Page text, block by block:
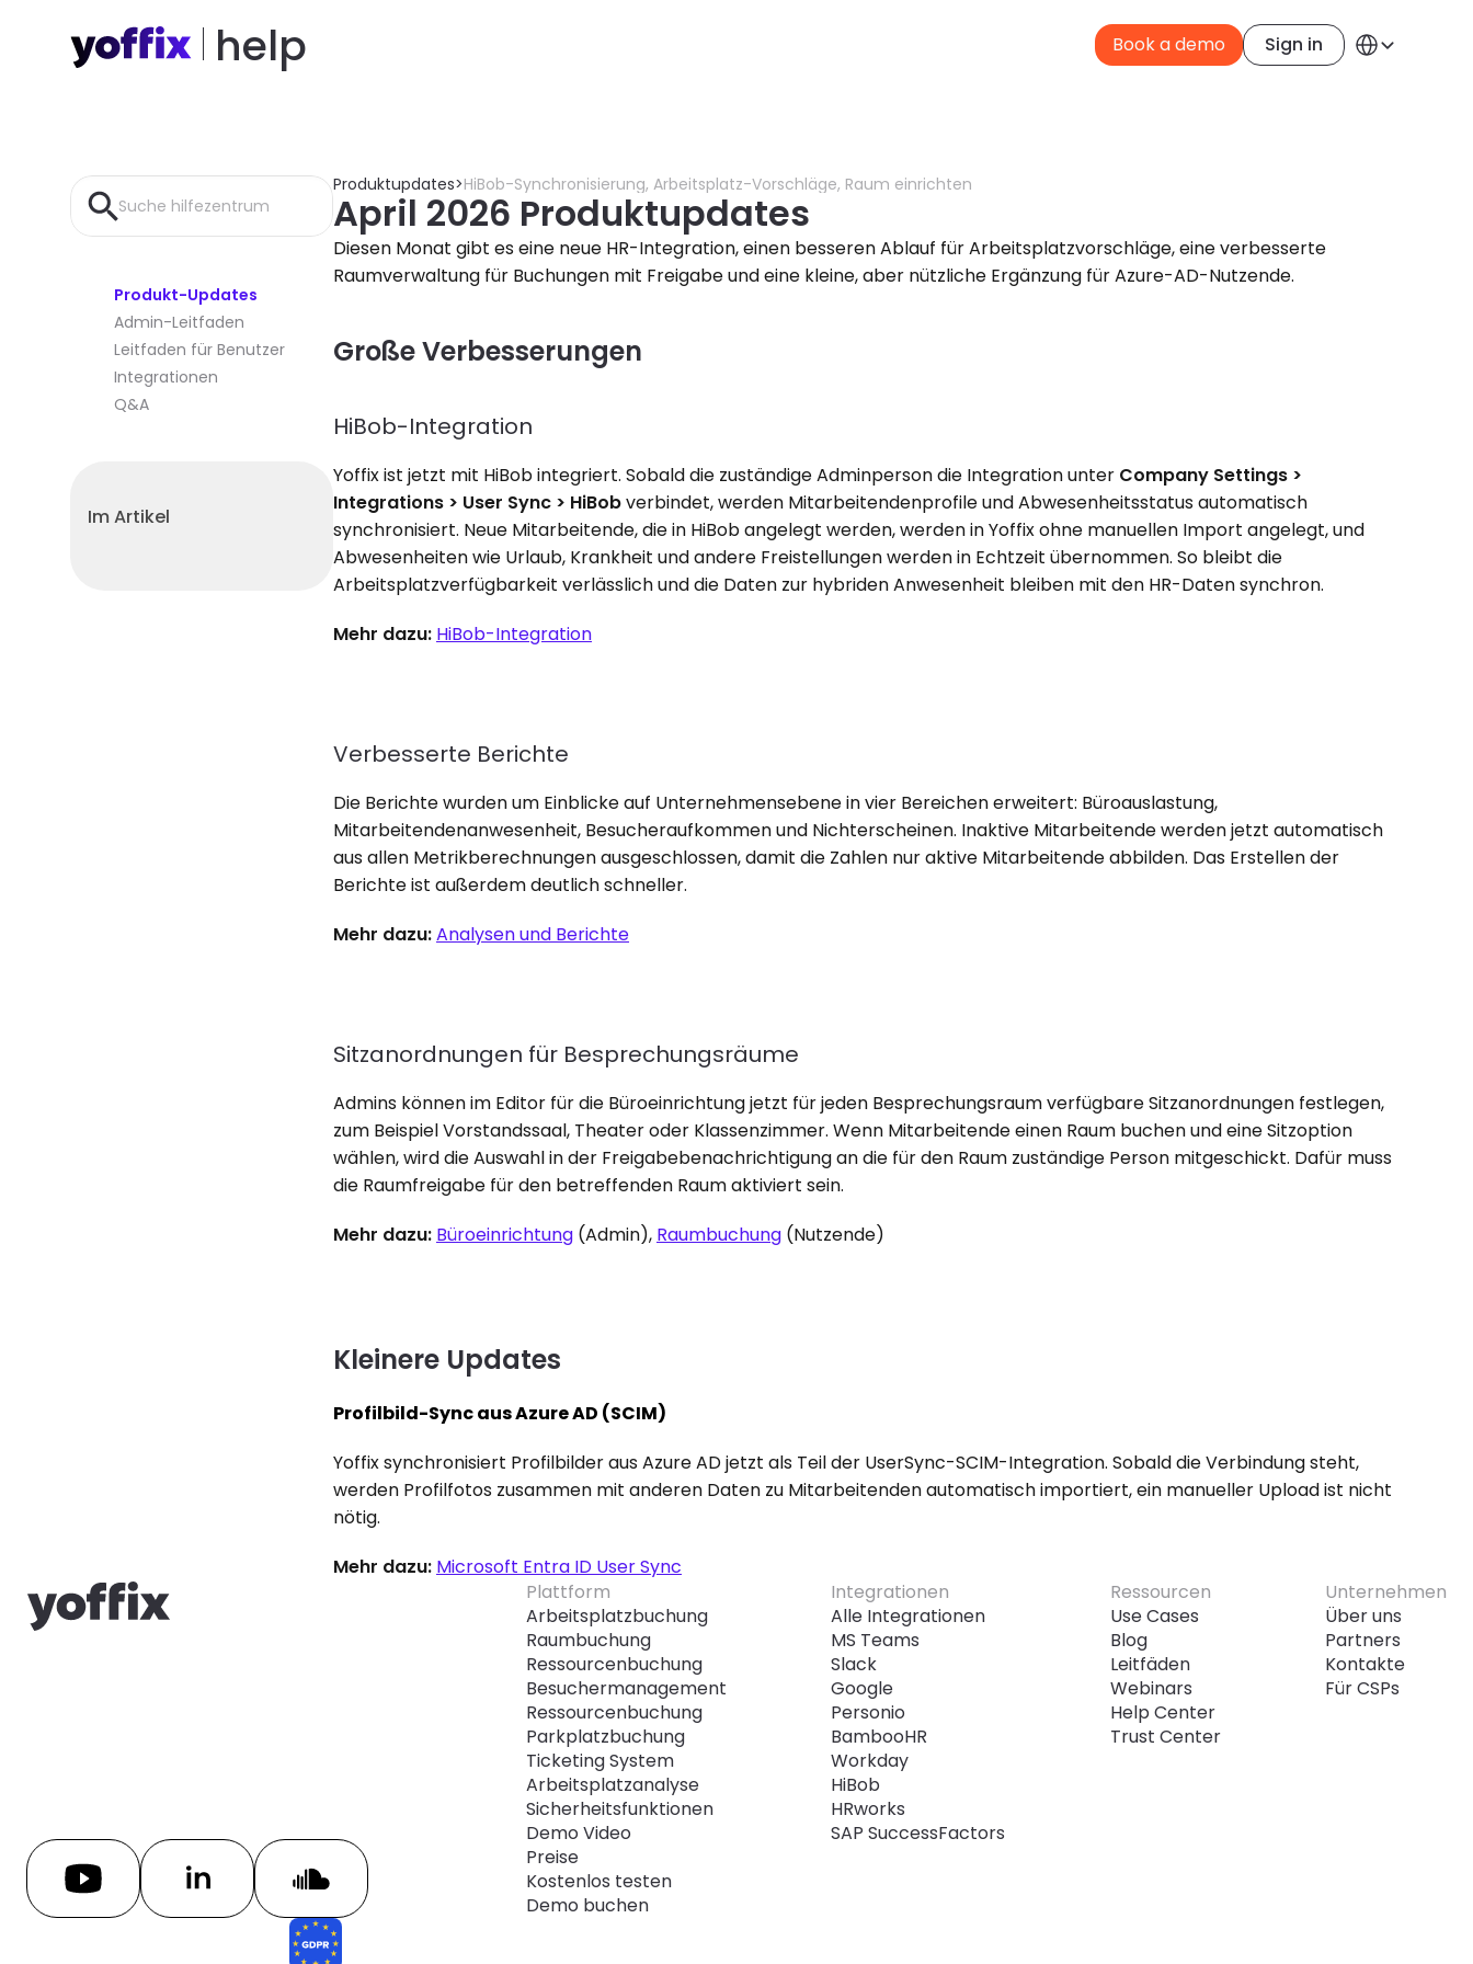
help Book a demo Sign in German
Suche hilfezentrum
Produkt-Updates
Admin-Leitfaden
Leitfaden für Benutzer
Integrationen
Q&A
Im Artikel
Produktupdates>HiBob-Synchronisierung, Arbeitsplatz-Vorschläge, Raum einrichten
April 2026 Produktupdates
Diesen Monat gibt es eine neue HR-Integration, einen besseren Ablauf für Arbeitsplatzvorschläge, eine verbesserte
Raumverwaltung für Buchungen mit Freigabe und eine kleine, aber nützliche Ergänzung für Azure-AD-Nutzende.
Große Verbesserungen
HiBob-Integration
Yoffix ist jetzt mit HiBob integriert. Sobald die zuständige Adminperson die Integration unter Company Settings >
Integrations > User Sync > HiBob verbindet, werden Mitarbeitendenprofile und Abwesenheitsstatus automatisch
synchronisiert. Neue Mitarbeitende, die in HiBob angelegt werden, werden in Yoffix ohne manuellen Import angelegt, und
Abwesenheiten wie Urlaub, Krankheit und andere Freistellungen werden in Echtzeit übernommen. So bleibt die
Arbeitsplatzverfügbarkeit verlässlich und die Daten zur hybriden Anwesenheit bleiben mit den HR-Daten synchron.
Mehr dazu: HiBob-Integration
Verbesserte Berichte
Die Berichte wurden um Einblicke auf Unternehmensebene in vier Bereichen erweitert: Büroauslastung,
Mitarbeitendenanwesenheit, Besucheraufkommen und Nichterscheinen. Inaktive Mitarbeitende werden jetzt automatisch
aus allen Metrikberechnungen ausgeschlossen, damit die Zahlen nur aktive Mitarbeitende abbilden. Das Erstellen der
Berichte ist außerdem deutlich schneller.
Mehr dazu:Analysen und Berichte
Sitzanordnungen für Besprechungsräume
Admins können im Editor für die Büroeinrichtung jetzt für jeden Besprechungsraum verfügbare Sitzanordnungen festlegen,
zum Beispiel Vorstandssaal, Theater oder Klassenzimmer. Wenn Mitarbeitende einen Raum buchen und eine Sitzoption
wählen, wird die Auswahl in der Freigabebenachrichtigung an die für den Raum zuständige Person mitgeschickt. Dafür muss
die Raumfreigabe für den betreffenden Raum aktiviert sein.
Mehr dazu: Büroeinrichtung (Admin), Raumbuchung (Nutzende)
Kleinere Updates
Profilbild-Sync aus Azure AD (SCIM)
Yoffix synchronisiert Profilbilder aus Azure AD jetzt als Teil der UserSync-SCIM-Integration. Sobald die Verbindung steht,
werden Profilfotos zusammen mit anderen Daten zu Mitarbeitenden automatisch importiert, ein manueller Upload ist nicht
nötig.
Mehr dazu: Microsoft Entra ID User Sync
Plattform
Arbeitsplatzbuchung
Raumbuchung
Ressourcenbuchung
Besuchermanagement
Ressourcenbuchung
Parkplatzbuchung
Ticketing System
Arbeitsplatzanalyse
Sicherheitsfunktionen
Demo Video
Preise
Kostenlos testen
Demo buchen
Integrationen
Alle Integrationen
MS Teams
Slack
Google
Personio
BambooHR
Workday
HiBob
HRworks
SAP SuccessFactors
Ressourcen
Use Cases
Blog
Leitfäden
Webinars
Help Center
Trust Center
Unternehmen
Über uns
Partners
Kontakte
Für CSPs